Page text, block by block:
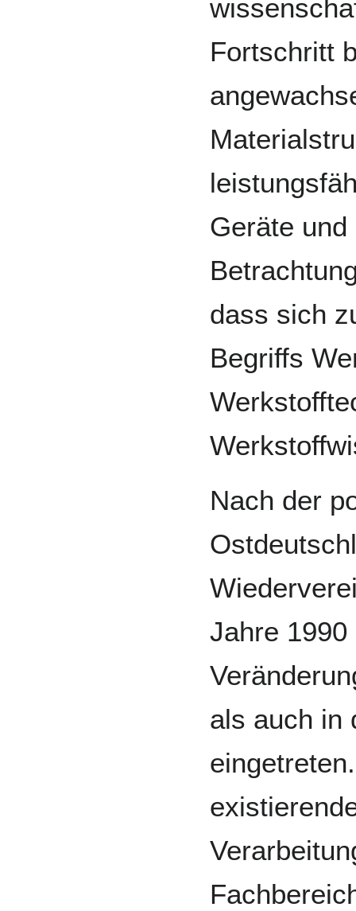
Fortschritt
Geräte
dass sich
Begriffs
Nach der
Jahre 1990
als auch in